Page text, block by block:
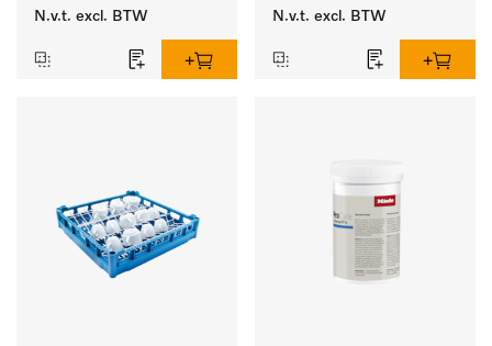
N.v.t. excl. BTW
N.v.t. excl. BTW